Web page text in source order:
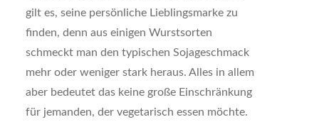
gilt es, seine persönliche Lieblingsmarke zu
finden, denn aus einigen Wurstsorten
schmeckt man den typischen Sojageschmack
mehr oder weniger stark heraus. Alles in allem
aber bedeutet das keine große Einschränkung
für jemanden, der vegetarisch essen möchte.